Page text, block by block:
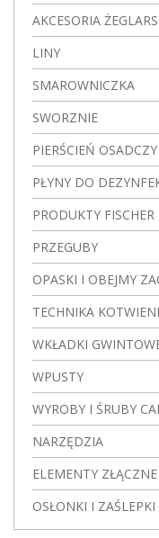
AKCESORIA
LINY
SMAROWNICZKA
SWORZNIE
PIERŚCIEŃ
PŁYNY DO
PRODUKTY FISCHER
PRZEGUBY
OPASKI I OBEJMY
TECHNIKA
WKŁADKI
WPUSTY
WYROBY I ŚRUBY
NARZĘDZIA
ELEMENTY ZŁĄCZNE
OSŁONKI I